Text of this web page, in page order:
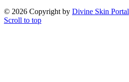
© 2026 Copyright by Divine Skin Portal
Scroll to top